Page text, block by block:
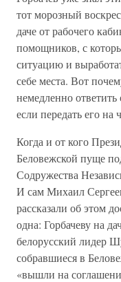
тот морозный
даче от рабочего
помощников, с
ситуацию и
себе места. Вот
немедленно
если передать его на
Когда и от кого
Беловежской пуще
Содружества
И сам Михаил
рассказали об этом
одна: Горбачеву на
белорусский лидер
собравшиеся в
«вышли на